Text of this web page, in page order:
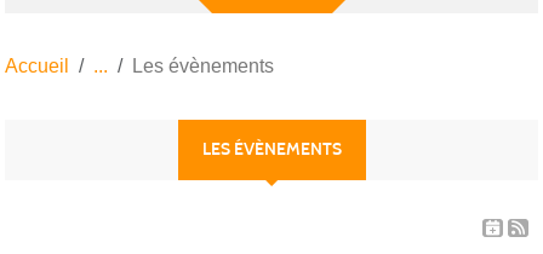
Accueil Les évènements
LES ÉVÈNEMENTS